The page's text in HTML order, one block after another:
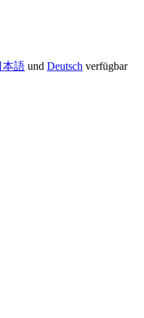
本語 und Deutsch verfügbar